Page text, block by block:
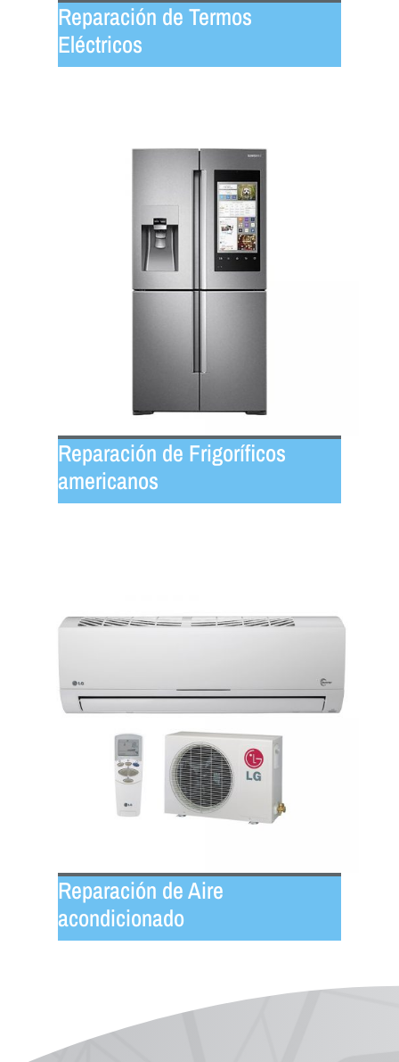
Reparación de Termos
Eléctricos
Reparación de Frigoríficos
americanos
Reparación de Aire
acondicionado